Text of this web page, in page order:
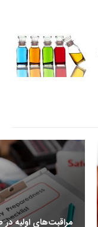
مراقبت‌های اولیه در